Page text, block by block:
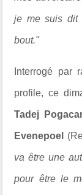
je me suis dit
bout."
Interrogé par
profile, ce
Tadej
Evenepoel
va être une
pour être le